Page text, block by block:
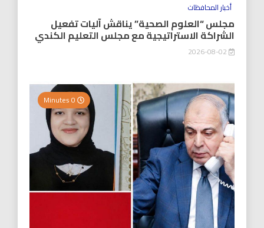
أخبار المحافظات
مجلس “العلوم الصحية” يناقش آليات تفعيل
الشراكة الاستراتيجية مع مجلس التعليم الكندي